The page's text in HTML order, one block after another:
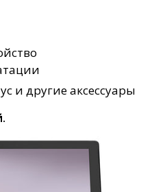
и другие аксессуары